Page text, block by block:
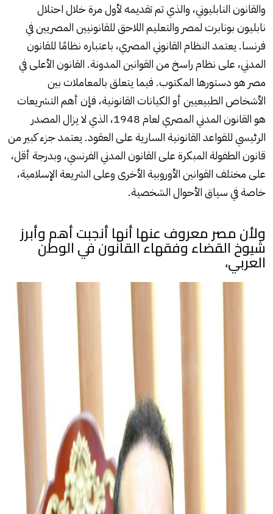
والقانون النابليوني، والذي تم تقديمه لأول مرة خلال احتلال
نابليون بونابرت لمصر والتعليم اللاحق للقانونيين المصريين في
فرنسا. يعتمد النظام القانوني المصري، باعتباره نظامًا للقانون
المدني، على نظام راسخ من القوانين المدونة. القانون الأعلى في
مصر هو دستورها المكتوب. فيما يتعلق بالمعاملات بين
الأشخاص الطبيعيين أو الكيانات القانونية، فإن أهم التشريعات
هو القانون المدني المصري لعام 1948، الذي لا يزال المصدر
الرئيسي للقواعد القانونية السارية على العقود. يعتمد جزء كبير من
قانون الطفولة المبكرة على القانون المدني الفرنسي، وبدرجة أقل،
على مختلف القوانين الأوروبية الأخرى وعلى الشريعة الإسلامية،
خاصة في سياق الأحوال الشخصية.
ولأن مصر معروف عنها أنها أنجبت أهم وأبرز
شيوخ القضاء وفقهاء القانون في الوطن
العربي،